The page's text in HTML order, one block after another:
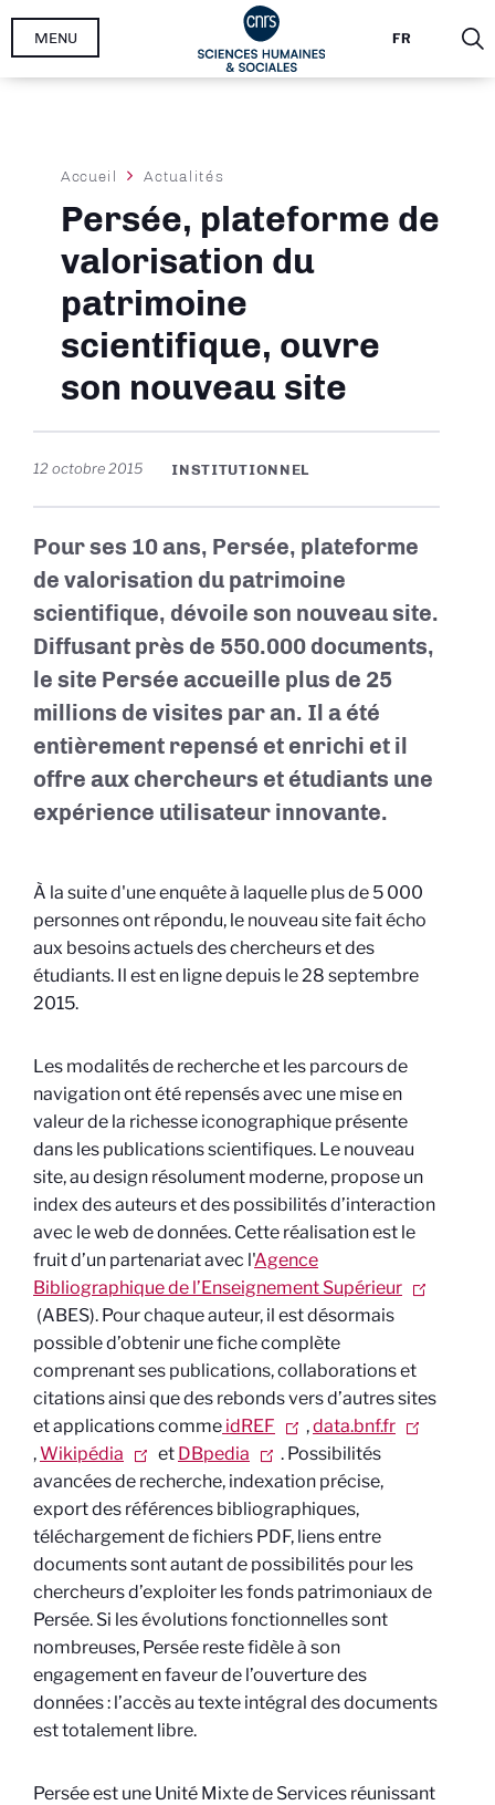
Aller
FR
MENU
Fil
d'Ariane
Accueil Actualités
Persée, plateforme de
valorisation du
patrimoine
scientifique, ouvre
son nouveau site
12 octobre 2015 INSTITUTIONNEL
Pour ses 10 ans, Persée, plateforme
de valorisation du patrimoine
scientifique, dévoile son nouveau site.
Diffusant près de 550.000 documents,
le site Persée accueille plus de 25
millions de visites par an. Il a été
entièrement repensé et enrichi et il
offre aux chercheurs et étudiants une
expérience utilisateur innovante.
À la suite d'une enquête à laquelle plus de 5 000
personnes ont répondu, le nouveau site fait écho
aux besoins actuels des chercheurs et des
étudiants. Il est en ligne depuis le 28 septembre
2015.
Les modalités de recherche et les parcours de
navigation ont été repensés avec une mise en
valeur de la richesse iconographique présente
dans les publications scientifiques. Le nouveau
site, au design résolument moderne, propose un
index des auteurs et des possibilités d’interaction
avec le web de données. Cette réalisation est le
fruit d’un partenariat avec l'Agence
Bibliographique de l’Enseignement Supérieur
(ABES). Pour chaque auteur, il est désormais
possible d’obtenir une fiche complète
comprenant ses publications, collaborations et
citations ainsi que des rebonds vers d’autres sites
et applications comme idREF ,data.bnf.fr
,Wikipédia et DBpedia
. Possibilités
avancées de recherche, indexation précise,
export des références bibliographiques,
téléchargement de fichiers PDF, liens entre
documents sont autant de possibilités pour les
chercheurs d’exploiter les fonds patrimoniaux de
Persée. Si les évolutions fonctionnelles sont
nombreuses, Persée reste fidèle à son
engagement en faveur de l’ouverture des
données : l’accès au texte intégral des documents
est totalement libre.
Persée est une Unité Mixte de Services réunissant